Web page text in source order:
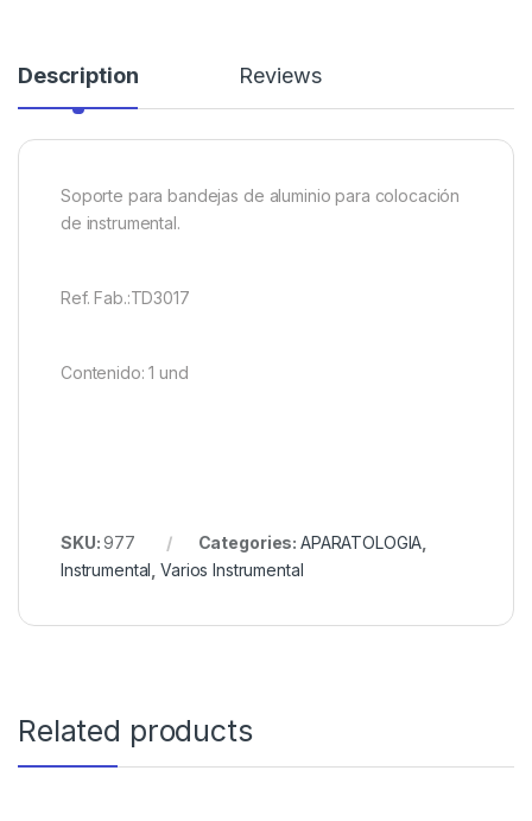
Description Reviews
Soporte para bandejas de aluminio para colocación
de instrumental.
Ref. Fab.:TD3017
Contenido: 1 und
SKU:977 Categories: APARATOLOGIA
Instrumental ,Varios Instrumental
Related products